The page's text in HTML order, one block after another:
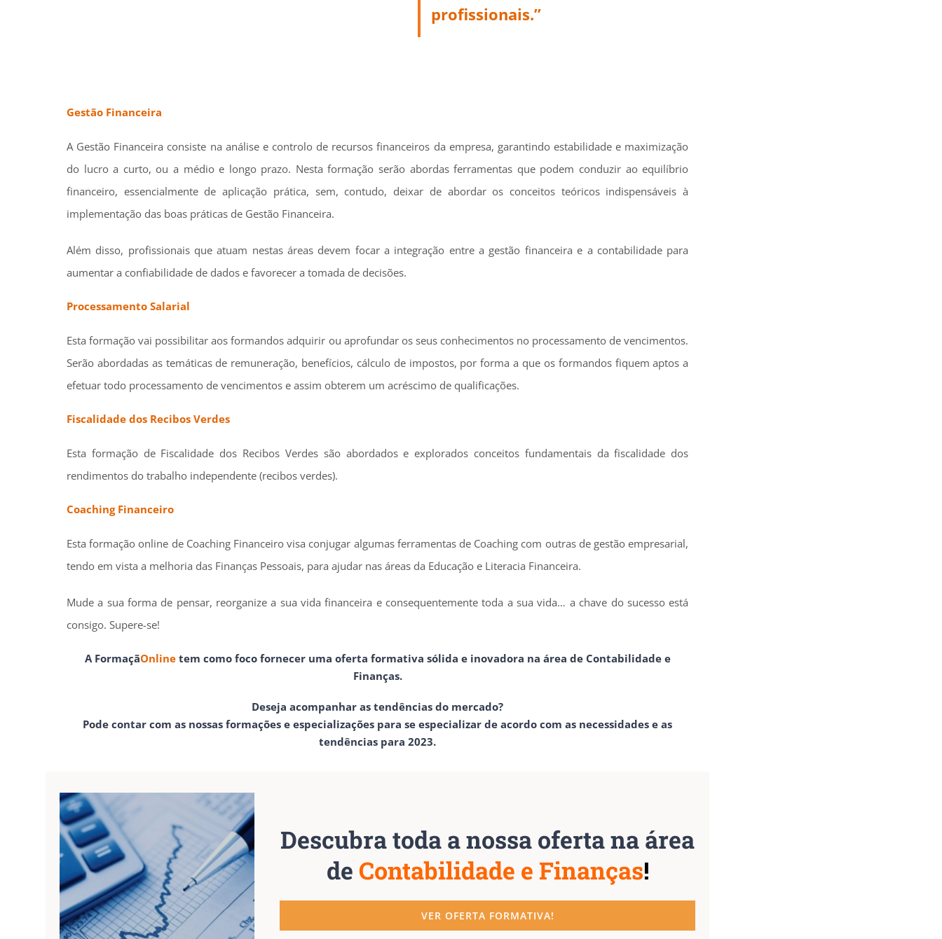
profissionais.”
Gestão Financeira
A Gestão Financeira consiste na análise e controlo de recursos financeiros da empresa, garantindo estabilidade e maximização
do lucro a curto, ou a médio e longo prazo. Nesta formação serão abordas ferramentas que podem conduzir ao equilíbrio
financeiro, essencialmente de aplicação prática, sem, contudo, deixar de abordar os conceitos teóricos indispensáveis à
implementação das boas práticas de Gestão Financeira.
Além disso, profissionais que atuam nestas áreas devem focar a integração entre a gestão financeira e a contabilidade para
aumentar a confiabilidade de dados e favorecer a tomada de decisões.
Processamento Salarial
Esta formação vai possibilitar aos formandos adquirir ou aprofundar os seus conhecimentos no processamento de vencimentos.
Serão abordadas as temáticas de remuneração, benefícios, cálculo de impostos, por forma a que os formandos fiquem aptos a
efetuar todo processamento de vencimentos e assim obterem um acréscimo de qualificações.
Fiscalidade dos Recibos Verdes
Esta formação de Fiscalidade dos Recibos Verdes são abordados e explorados conceitos fundamentais da fiscalidade dos
rendimentos do trabalho independente (recibos verdes).
Coaching Financeiro
Esta formação online de Coaching Financeiro visa conjugar algumas ferramentas de Coaching com outras de gestão empresarial,
tendo em vista a melhoria das Finanças Pessoais, para ajudar nas áreas da Educação e Literacia Financeira.
Mude a sua forma de pensar, reorganize a sua vida financeira e consequentemente toda a sua vida… a chave do sucesso está
consigo. Supere-se!
A FormaçãOnlinetem como foco fornecer uma oferta formativa sólida e inovadora na área de Contabilidade e
Finanças.
Deseja acompanhar as tendências do mercado?
Pode contar com as nossas formações e especializações para se especializar de acordo com as necessidades e as
tendências para 2023.
Descubra toda a nossa oferta na área
de Contabilidade e Finanças!
VER OFERTA FORMATIVA!